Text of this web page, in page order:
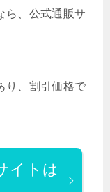
ら、公式通販サ
り、割引価格で
イトは